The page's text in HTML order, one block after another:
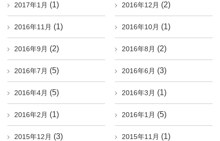
2017年1月 (1) 2016年12月 (2)
2016年11月 (1) 2016年10月 (1)
2016年9月 (2) 2016年8月 (2)
2016年7月 (5) 2016年6月 (3)
2016年4月 (5) 2016年3月 (1)
2016年2月 (1) 2016年1月 (5)
2015年12月 (3) 2015年11月 (1)